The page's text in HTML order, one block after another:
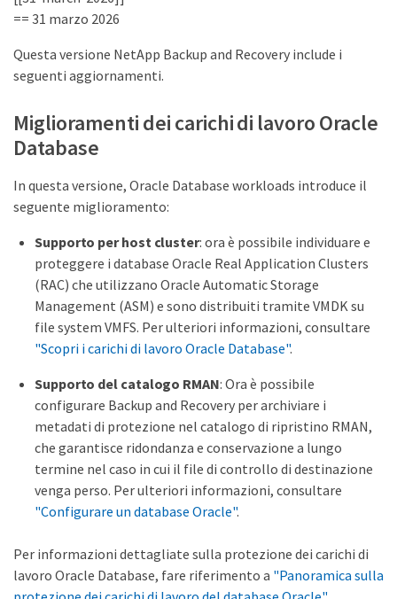
== 31 marzo 2026
Questa versione NetApp Backup and Recovery include i
seguenti aggiornamenti.
Miglioramenti dei carichi di lavoro Oracle
Database
In questa versione, Oracle Database workloads introduce il
seguente miglioramento:
Supporto per host cluster: ora è possibile individuare e
proteggere i database Oracle Real Application Clusters
(RAC) che utilizzano Oracle Automatic Storage
Management (ASM) e sono distribuiti tramite VMDK su
file system VMFS. Per ulteriori informazioni, consultare
"Scopri i carichi di lavoro Oracle Database".
Supporto del catalogo RMAN: Ora è possibile
configurare Backup and Recovery per archiviare i
metadati di protezione nel catalogo di ripristino RMAN,
che garantisce ridondanza e conservazione a lungo
termine nel caso in cui il file di controllo di destinazione
venga perso. Per ulteriori informazioni, consultare
"Configurare un database Oracle".
Per informazioni dettagliate sulla protezione dei carichi di
lavoro Oracle Database, fare riferimento a "Panoramica sulla